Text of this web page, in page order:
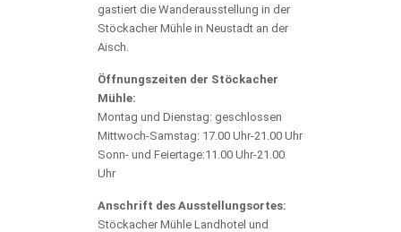
gastiert die Wanderausstellung in der
Stöckacher Mühle in Neustadt an der
Aisch.
Öffnungszeiten der Stöckacher
Mühle:
Montag und Dienstag: geschlossen
Mittwoch-Samstag: 17.00 Uhr-21.00 Uhr
Sonn- und Feiertage:11.00 Uhr-21.00
Uhr
Anschrift des Ausstellungsortes:
Stöckacher Mühle Landhotel und